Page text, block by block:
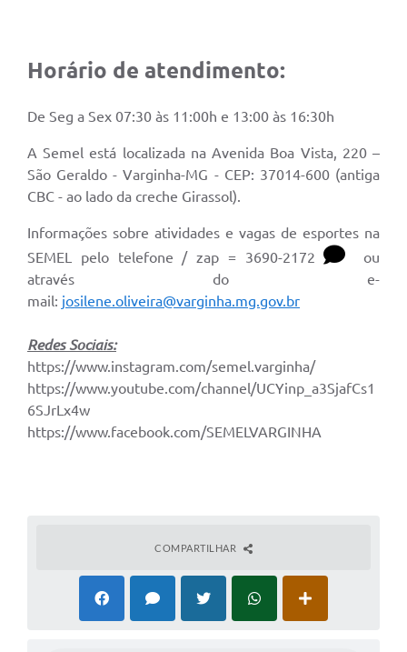
Horário de atendimento:
De Seg a Sex 07:30 às 11:00h e 13:00 às 16:30h
A Semel está localizada na Avenida Boa Vista, 220 –
São Geraldo - Varginha-MG - CEP: 37014-600 (antiga
CBC - ao lado da creche Girassol).
Informações sobre atividades e vagas de esportes na
SEMEL pelo telefone / zap = 3690-2172
ou
através do e-
mail: josilene.oliveira@varginha.mg.gov.br
Redes Sociais:
https://www.instagram.com/semel.varginha/
https://www.youtube.com/channel/UCYinp_a3SjafCs1
6SJrLx4w
https://www.facebook.com/SEMELVARGINHA
COMPARTILHAR